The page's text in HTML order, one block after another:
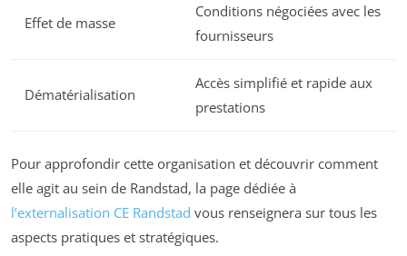
Effet de masse
Conditions négociées avec les
fournisseurs
Dématérialisation
Accès simplifié et rapide aux
prestations
Pour approfondir cette organisation et découvrir comment
elle agit au sein de Randstad, la page dédiée à
l’externalisation CE Randstad vous renseignera sur tous les
aspects pratiques et stratégiques.